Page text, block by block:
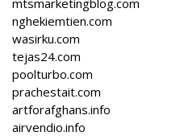
nghekiemtien.com
wasirku.com
tejas24.com
poolturbo.com
prachestait.com
artforafghans.info
airvendio.info